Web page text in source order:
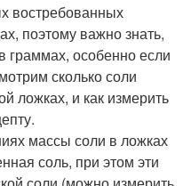
востребованных
поэтому важно знать,
граммах, особенно если
сколько соли
ложках, и как измерить
массы соли в ложках
соль, при этом эти